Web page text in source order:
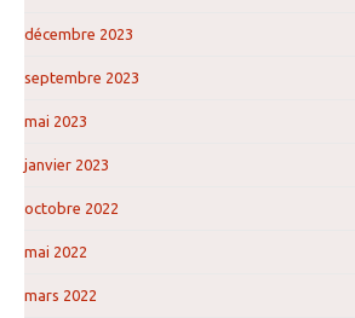
décembre 2023
septembre 2023
mai 2023
janvier 2023
octobre 2022
mai 2022
mars 2022